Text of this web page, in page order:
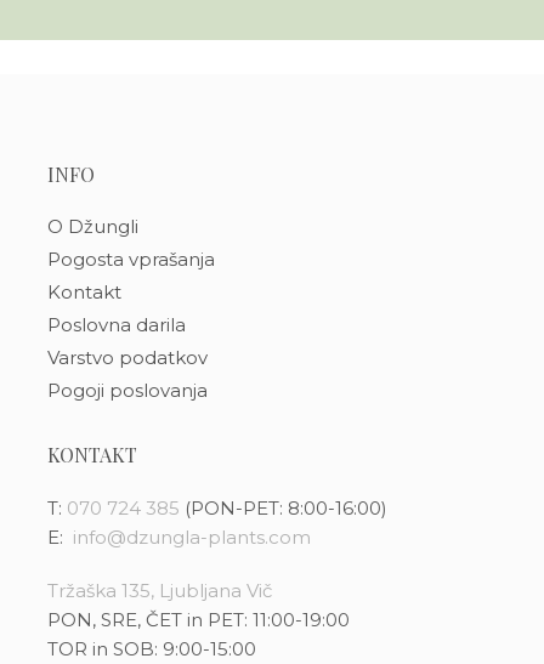
INFO
O Džungli
Pogosta vprašanja
Kontakt
Poslovna darila
Varstvo podatkov
Pogoji poslovanja
KONTAKT
T: 070 724 385 (PON-PET: 8:00-16:00)
E: info@dzungla-plants.com
Tržaška 135, Ljubljana Vič
PON, SRE, ČET in PET: 11:00-19:00
TOR in SOB: 9:00-15:00